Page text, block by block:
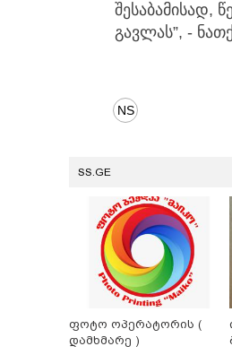
შესაბამისად,
გავლას”, -
SS.GE
ფოტო ოპერატორის (
დამხმარე )